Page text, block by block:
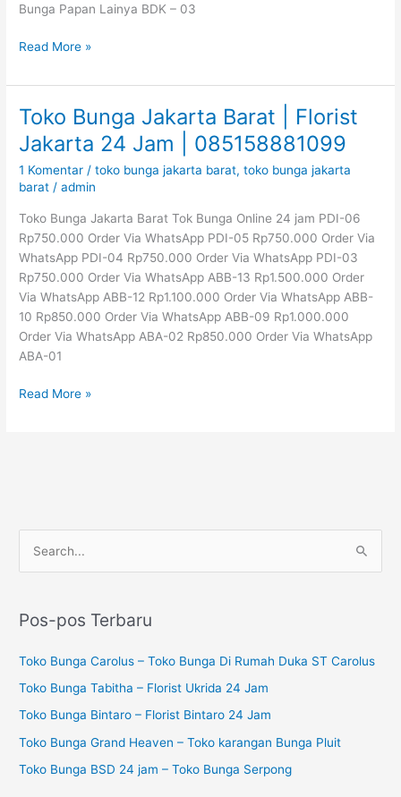
Bunga Papan Lainya BDK – 03
Read More »
Toko Bunga Jakarta Barat | Florist
Jakarta 24 Jam | 085158881099
1 Komentar /toko bunga jakarta barat,toko bunga jakarta
barat /admin
Toko Bunga Jakarta Barat Tok Bunga Online 24 jam PDI-06
Rp750.000 Order Via WhatsApp PDI-05 Rp750.000 Order Via
WhatsApp PDI-04 Rp750.000 Order Via WhatsApp PDI-03
Rp750.000 Order Via WhatsApp ABB-13 Rp1.500.000 Order
Via WhatsApp ABB-12 Rp1.100.000 Order Via WhatsApp ABB-
10 Rp850.000 Order Via WhatsApp ABB-09 Rp1.000.000
Order Via WhatsApp ABA-02 Rp850.000 Order Via WhatsApp
ABA-01
Toko
Bunga
Jakarta
Barat
|
Florist
Jakarta
24
Jam
|
085158881099
Read More »
i
u
k
:
Pos-pos Terbaru
Toko Bunga Carolus – Toko Bunga Di Rumah Duka ST Carolus
Toko Bunga Tabitha – Florist Ukrida 24 Jam
Toko Bunga Bintaro – Florist Bintaro 24 Jam
Toko Bunga Grand Heaven – Toko karangan Bunga Pluit
Toko Bunga BSD 24 jam – Toko Bunga Serpong
c
r
i
a